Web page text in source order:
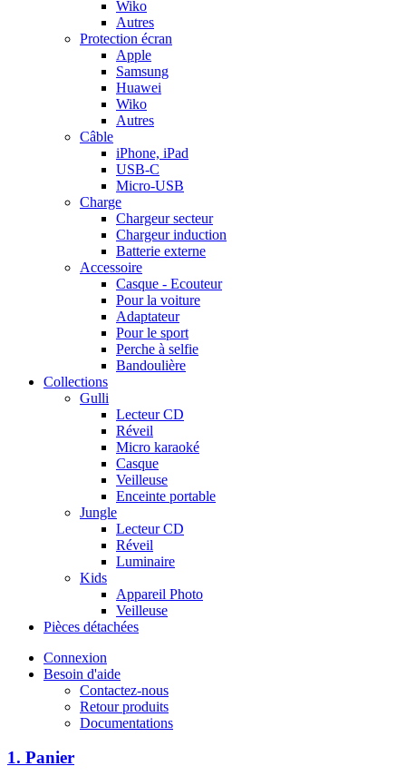
Wiko
Autres
Protection écran
Apple
Samsung
Huawei
Wiko
Autres
Câble
iPhone, iPad
USB-C
Micro-USB
Charge
Chargeur secteur
Chargeur induction
Batterie externe
Accessoire
Casque - Ecouteur
Pour la voiture
Adaptateur
Pour le sport
Perche à selfie
Bandoulière
Collections
Gulli
Lecteur CD
Réveil
Micro karaoké
Casque
Veilleuse
Enceinte portable
Jungle
Lecteur CD
Réveil
Luminaire
Kids
Appareil Photo
Veilleuse
Pièces détachées
Connexion
Besoin d'aide
Contactez-nous
Retour produits
Documentations
1. Panier